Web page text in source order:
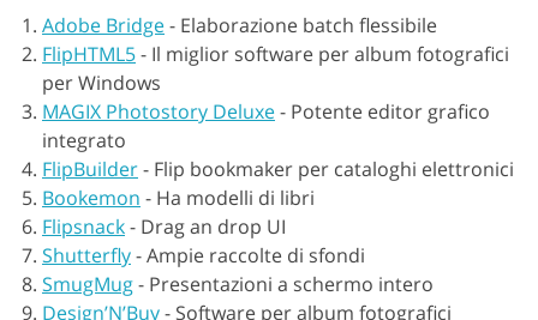
Adobe Bridge- Elaborazione batch flessibile
FlipHTML5- Il miglior software per album fotografici
per Windows
MAGIX Photostory Deluxe- Potente editor grafico
integrato
FlipBuilder- Flip bookmaker per cataloghi elettronici
Bookemon - Ha modelli di libri
Flipsnack- Drag an drop UI
Shutterfly-Ampie raccolte di sfondi
SmugMug- Presentazioni a schermo intero
Design’N’Buy- Software per album fotografici